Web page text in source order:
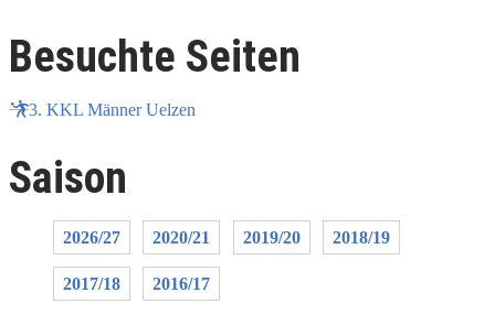
Besuchte Seiten
3. KKL Männer Uelzen
Saison
2026/27 2020/21 2019/20 2018/19
2017/18 2016/17